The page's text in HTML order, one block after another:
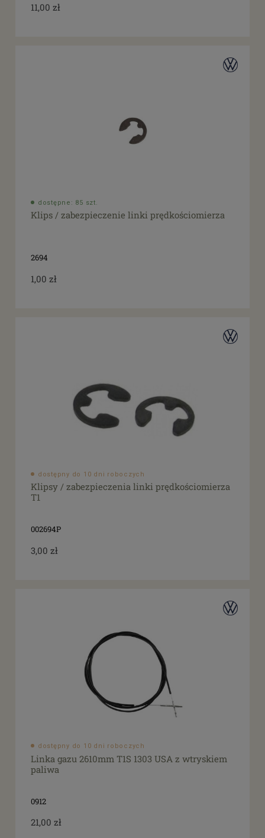
11,00 zł
dostępne: 85 szt.
Klips / zabezpieczenie linki prędkościomierza
2694
1,00 zł
dostępny do 10 dni roboczych
Klipsy / zabezpieczenia linki prędkościomierza
T1
002694P
3,00 zł
dostępny do 10 dni roboczych
Linka gazu 2610mm T1S 1303 USA z wtryskiem
paliwa
0912
21,00 zł